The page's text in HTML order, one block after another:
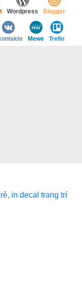
Wordpress Blogger
Mewe Trello